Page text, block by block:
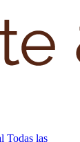
Todas las